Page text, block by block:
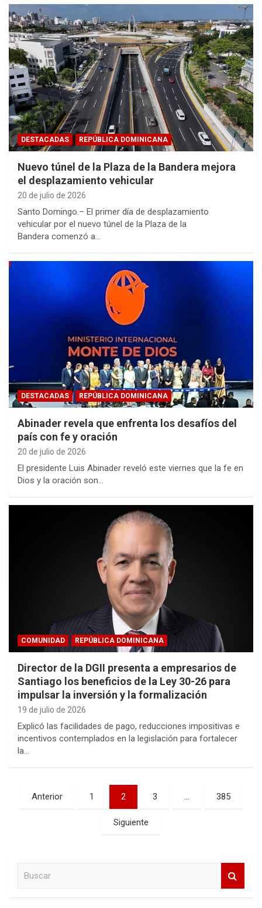
DESTACADAS REPÚBLICA DOMINICANA
Nuevo túnel de la Plaza de la Bandera mejora
el desplazamiento vehicular
20 de julio de 2026
Santo Domingo.– El primer día de desplazamiento
vehicular por el nuevo túnel de la Plaza de la
Bandera comenzó a…
DESTACADAS REPÚBLICA DOMINICANA
Abinader revela que enfrenta los desafíos del
país con fe y oración
20 de julio de 2026
El presidente Luis Abinader reveló este viernes que la fe en
Dios y la oración son…
COMUNIDAD REPÚBLICA DOMINICANA
Director de la DGII presenta a empresarios de
Santiago los beneficios de la Ley 30-26 para
impulsar la inversión y la formalización
19 de julio de 2026
Explicó las facilidades de pago, reducciones impositivas e
incentivos contemplados en la legislación para fortalecer
la…
Paginación
de
Anterior 1 2 3 … 385
Siguiente